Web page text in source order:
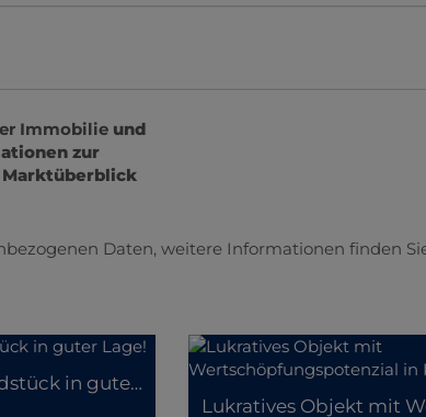
Immobilie und
zur
Daten, weitere Informationen finden
Lukratives Betriebsgrundstück in guter Lage!